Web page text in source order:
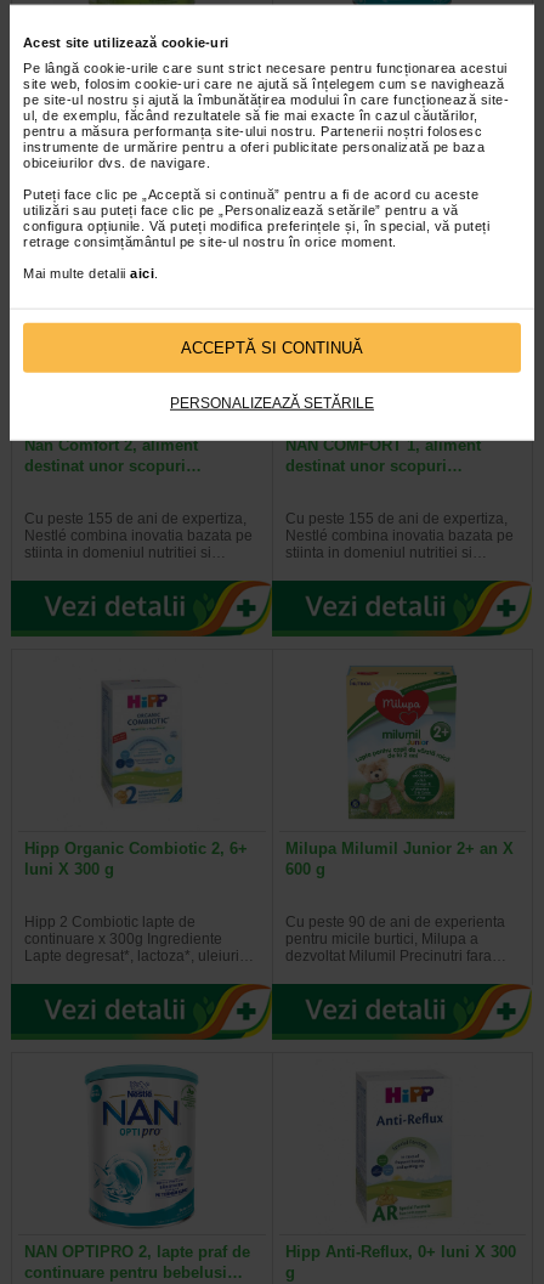
Acest site utilizează cookie-uri
Pe lângă cookie-urile care sunt strict necesare pentru funcționarea acestui
site web, folosim cookie-uri care ne ajută să înțelegem cum se navighează
pe site-ul nostru și ajută la îmbunătățirea modului în care funcționează site-
ul, de exemplu, făcând rezultatele să fie mai exacte în cazul căutărilor,
pentru a măsura performanța site-ului nostru. Partenerii noștri folosesc
instrumente de urmărire pentru a oferi publicitate personalizată pe baza
obiceiurilor dvs. de navigare.
Puteți face clic pe „Acceptă si continuă” pentru a fi de acord cu aceste
utilizări sau puteți face clic pe „Personalizează setările” pentru a vă
configura opțiunile. Vă puteți modifica preferințele și, în special, vă puteți
retrage consimțământul pe site-ul nostru în orice moment.
Mai multe detalii aici
ACCEPTĂ SI CONTINUĂ
PERSONALIZEAZĂ SETĂRILE
Formula de lapte praf Nan 1
Comfortis, 0-6 luni, 800 g…
NAN® COMFORTIS® 1 este o
formula de lapte praf, de inceput,
pentru sugarii sanatosi, care…
Optipro HMO, 0–6 luni, 400 g…
Cu peste 155 de ani de expertiza,
Nestlé combina inovatia bazata pe
stiinta in domeniul nutritiei si…
Nan Comfort 2, aliment
destinat unor scopuri…
Cu peste 155 de ani de expertiza,
Nestlé combina inovatia bazata pe
stiinta in domeniul nutritiei si…
NAN COMFORT 1, aliment
destinat unor scopuri…
Cu peste 155 de ani de expertiza,
Nestlé combina inovatia bazata pe
stiinta in domeniul nutritiei si…
Hipp Organic Combiotic 2, 6+
luni X 300 g
Hipp 2 Combiotic lapte de
continuare x 300g Ingrediente
Lapte degresat*, lactoza*, uleiuri…
Milupa Milumil Junior 2+ an X
600 g
Cu peste 90 de ani de experienta
pentru micile burtici, Milupa a
dezvoltat Milumil Precinutri fara…
NAN OPTIPRO 2, lapte praf de
continuare pentru bebelusi…
Hipp Anti-Reflux, 0+ luni X 300
g